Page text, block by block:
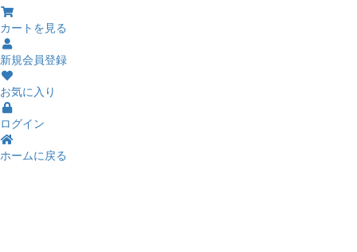
カートを見る
新規会員登録
お気に入り
ログイン
ホームに戻る